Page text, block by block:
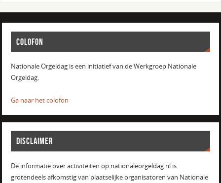
COLOFON
Nationale Orgeldag is een initiatief van de Werkgroep Nationale
Orgeldag.
Ga naar het colofon
DISCLAIMER
De informatie over activiteiten op nationaleorgeldag.nl is
grotendeels afkomstig van plaatselijke organisatoren van Nationale